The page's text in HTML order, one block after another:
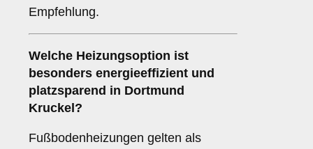
Empfehlung.
Welche Heizungsoption ist
besonders energieeffizient und
platzsparend in Dortmund
Kruckel?
Fußbodenheizungen gelten als